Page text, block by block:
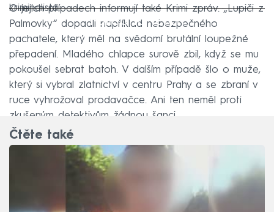
kriminalista.
Failed to fetch
O jejich případech informují také Krimi zpráv. „Lupiči z
Palmovky“ dopadli například nebezpečného
pachatele, který měl na svědomí brutální loupežné
přepadení. Mladého chlapce surově zbil, když se mu
pokoušel sebrat batoh. V dalším případě šlo o muže,
který si vybral zlatnictví v centru Prahy a se zbraní v
ruce vyhrožoval prodavačce. Ani ten neměl proti
zkušeným detektivům žádnou šanci.
Čtěte také